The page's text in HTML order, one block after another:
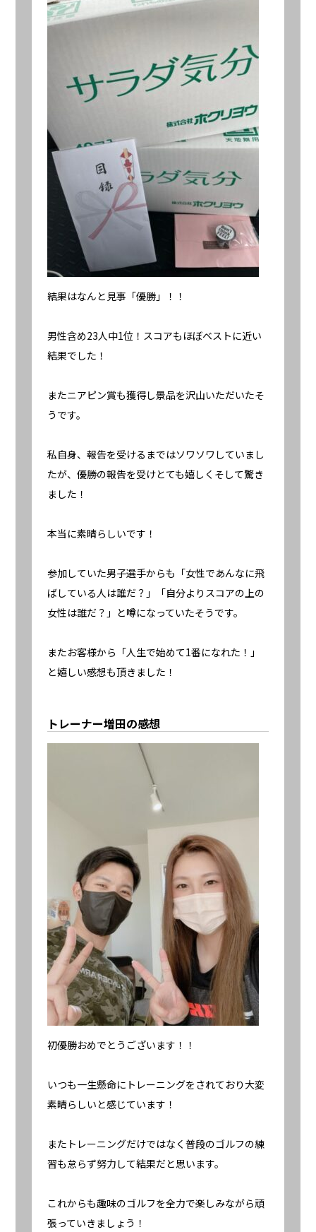
結果はなんと見事「優勝」！！
男性含め23人中1位！スコアもほぼベストに近い
結果でした！
またニアピン賞も獲得し景品を沢山いただいたそ
うです。
私自身、報告を受けるまではソワソワしていまし
たが、優勝の報告を受けとても嬉しくそして驚き
ました！
本当に素晴らしいです！
参加していた男子選手からも「女性であんなに飛
ばしている人は誰だ？」「自分よりスコアの上の
女性は誰だ？」と噂になっていたそうです。
またお客様から「人生で始めて1番になれた！」
と嬉しい感想も頂きました！
トレーナー増田の感想
初優勝おめでとうございます！！
いつも一生懸命にトレーニングをされており大変
素晴らしいと感じています！
またトレーニングだけではなく普段のゴルフの練
習も怠らず努力して結果だと思います。
これからも趣味のゴルフを全力で楽しみながら頑
張っていきましょう！